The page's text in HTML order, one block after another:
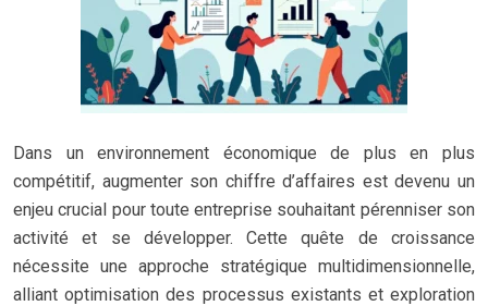
Dans un environnement économique de plus en plus
compétitif, augmenter son chiffre d’affaires est devenu un
enjeu crucial pour toute entreprise souhaitant pérenniser son
activité et se développer. Cette quête de croissance
nécessite une approche stratégique multidimensionnelle,
alliant optimisation des processus existants et exploration